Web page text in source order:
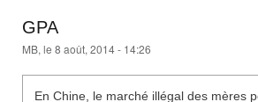
GPA
MB, le 8 août, 2014 - 14:26
En Chine, le marché illégal des mères